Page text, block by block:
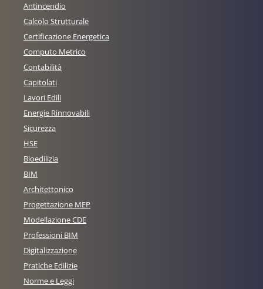
Antincendio
Calcolo Strutturale
Certificazione Energetica
Computo Metrico
Contabilità
Capitolati
Lavori Edili
Energie Rinnovabili
Sicurezza
HSE
Bioedilizia
BIM
Architettonico
Progettazione MEP
Modellazione CDE
Professioni BIM
Digitalizzazione
Pratiche Edilizie
Norme e Leggi